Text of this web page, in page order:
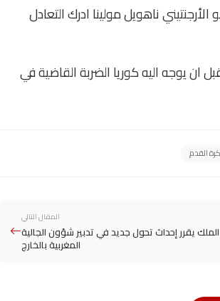
ناهويل مولينا ادرك التعادل
يوجه اليه كوريا الضربة القاضية في
كرة القدم
المقال التالي
الملك يقرر إحداث تحول جديد في تدبير شؤون الجالية
المغربية بالخارج